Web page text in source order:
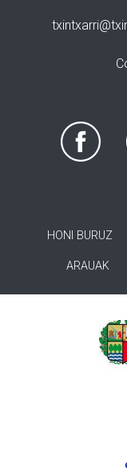
HONI BURUZ
ARAUAK